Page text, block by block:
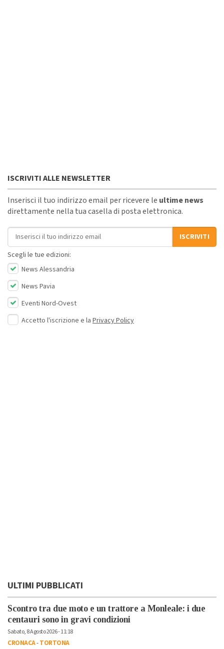
ISCRIVITI ALLE NEWSLETTER
Inserisci il tuo indirizzo email per ricevere le ultime news
direttamente nella tua casella di posta elettronica.
Indirizzo email
ISCRIVITI
Scegli le tue edizioni:
News Alessandria
News Pavia
Eventi Nord-Ovest
Accetto l'iscrizione e la Privacy Policy
ULTIMI PUBBLICATI
Scontro tra due moto e un trattore a Monleale: i due
centauri sono in gravi condizioni
Sabato, 8 Agosto 2026 - 11:18
CRONACA-TORTONA